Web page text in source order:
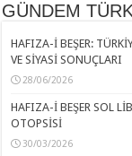
GÜNDEM
HAFIZA-İ BEŞER:
VE SİYASİ SONUÇLARI
28/06/2026
HAFIZA-İ BEŞER SOL
OTOPSİSİ
30/03/2026